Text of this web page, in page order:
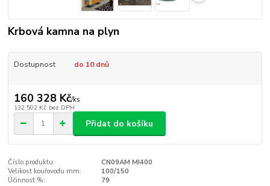
Krbová kamna na plyn
Dostupnost do 10 dnů
160 328 Kč/ks
132 502 Kč bez DPH
Přidat do košíku
Číslo produktu:
CN09AM MI400
Velikost kouřovodu mm:
100/150
Účinnost %:
79